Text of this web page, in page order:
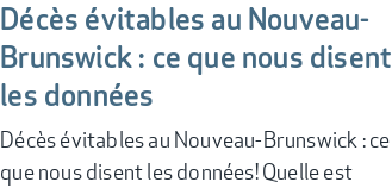
Décès évitables au Nouveau-
Brunswick : ce que nous disent
les données
Décès évitables au Nouveau-Brunswick : ce
que nous disent les données! Quelle est